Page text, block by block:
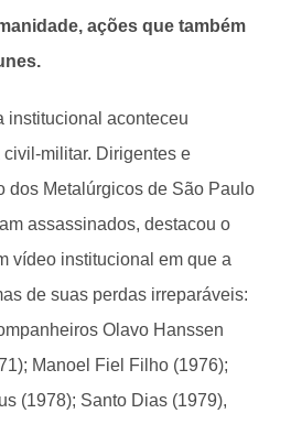
ações que também
institucional aconteceu
militar. Dirigentes e
dos Metalúrgicos de São Paulo
assassinados, destacou o
vídeo institucional em que a
de suas perdas irreparáveis:
Olavo Hanssen
Manoel Fiel Filho (1976);
(1978); Santo Dias (1979),